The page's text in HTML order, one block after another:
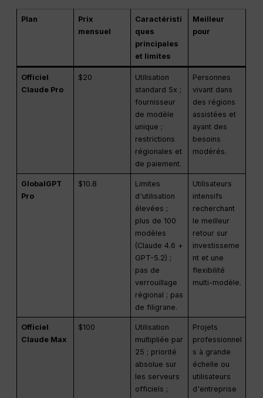
Plan
Prix
mensuel
Caractéristi
ques
principales
et limites
Meilleur
pour
Officiel
Claude Pro
$20
Utilisation
standard 5x ;
fournisseur
de modèle
unique ;
restrictions
régionales et
de paiement.
Personnes
vivant dans
des régions
assistées et
ayant des
besoins
modérés.
GlobalGPT
Pro
$10.8
Limites
d'utilisation
élevées ;
plus de 100
modèles
(Claude 4.6 +
GPT-5.2) ;
pas de
verrouillage
régional ; pas
de filigrane.
Utilisateurs
intensifs
recherchant
le meilleur
retour sur
investisseme
nt et une
flexibilité
multi-modèle.
Officiel
Claude Max
$100
Utilisation
multipliée par
25 ; priorité
absolue sur
les serveurs
officiels ;
Projets
professionnel
s à grande
échelle ou
utilisateurs
d'entreprise